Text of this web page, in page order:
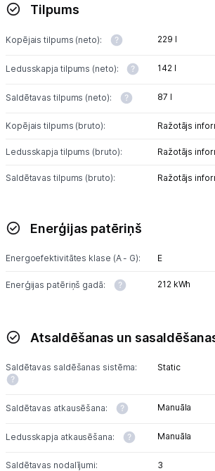
Tilpums
Kopējais tilpums (neto): 229 l
Ledusskapja tilpums (neto): 142 l
Saldētavas tilpums (neto): 87 l
Kopējais tilpums (bruto): Ražotājs
Ledusskapja tilpums (bruto): Ražotājs
Saldētavas tilpums (bruto): Ražotājs
Enerģijas patēriņš
Energoefektivitātes klase (A - G): E
Enerģijas patēriņš gadā: 212 kWh
Atsaldēšanas un
Saldētavas saldēšanas sistēma: Static
Saldētavas atkausēšana: Manuāla
Ledusskapja atkausēšana: Manuāla
Saldētavas nodalījumi: 3